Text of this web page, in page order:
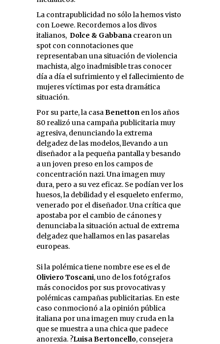
La contrapublicidad no sólo la hemos visto
con Loewe. Recordemos a los divos
italianos, Dolce & Gabbana crearon un
spot con connotaciones que
representaban una situación de violencia
machista, algo inadmisible tras conocer
día a día el sufrimiento y el fallecimiento de
mujeres víctimas por esta dramática
situación.
Por su parte, la casaBenetton en los años
80 realizó una campaña publicitaria muy
agresiva, denunciando la extrema
delgadez de las modelos, llevando a un
diseñador a la pequeña pantalla y besando
a un joven preso en los campos de
concentración nazi. Una imagen muy
dura, pero a su vez eficaz. Se podían ver los
huesos, la debilidad y el esqueleto enfermo,
venerado por el diseñador. Una crítica que
apostaba por el cambio de cánones y
denunciaba la situación actual de extrema
delgadez que hallamos en las pasarelas
europeas.
Si la polémica tiene nombre ese es el de
Oliviero Toscani, uno de los fotógrafos
más conocidos por sus provocativas y
polémicas campañas publicitarias. En este
caso conmocionó a la opinión pública
italiana por una imagen muy cruda en la
que se muestra a una chica que padece
anorexia. ?Luisa Bertoncello, consejera